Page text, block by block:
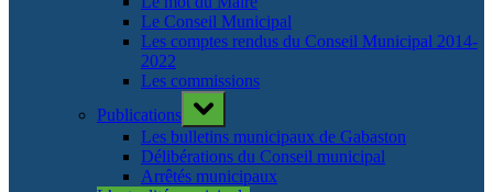
Le Conseil Municipal
Les comptes rendus du Conseil Municipal 2014-
2022
Les commissions
Publications
Toggle
sub-
menu
Les bulletins municipaux de Gabaston
Délibérations du Conseil municipal
Arrêtés municipaux